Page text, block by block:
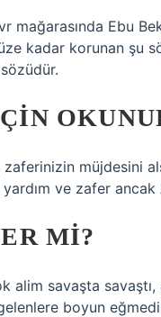
mağarasında Ebu
kadar korunan şu
zaferinizin müjdesini
ve zafer ancak
MI?
alim savaşta savaştı,
boyun